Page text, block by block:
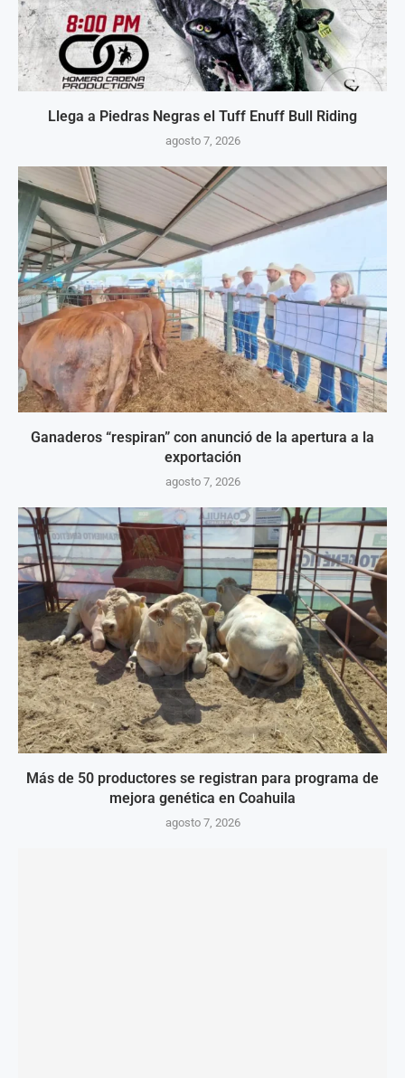
Llega a Piedras Negras el Tuff Enuff Bull Riding
agosto 7, 2026
Ganaderos “respiran” con anunció de la apertura a la
exportación
agosto 7, 2026
Más de 50 productores se registran para programa de
mejora genética en Coahuila
agosto 7, 2026